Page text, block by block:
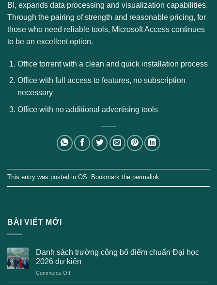
BÀI VIẾT MỚI
Danh sách trường công bố điểm chuẩn Đại học
2026 dự kiến
Comments Offon
BI, expands data processing and visualization capabilities.
Through the pairing of strength and reasonable pricing, for
those who need reliable tools, Microsoft Access continues
to be an excellent option.
Office torrent with a clean and quick installation process
Office with full access to features, no subscription
necessary
Office with no additional advertising tools
This entry was posted in OS. Bookmark the permalink.